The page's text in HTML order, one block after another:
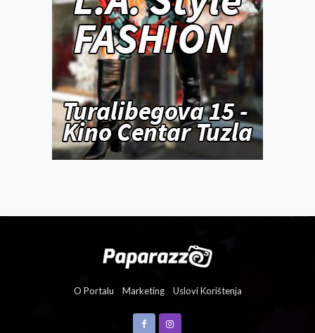
O Portalu Marketing Uslovi Korištenja